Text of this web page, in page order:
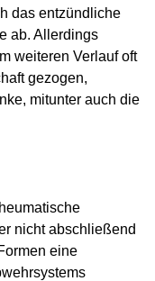
das entzündliche
ab. Allerdings
weiteren Verlauf oft
gezogen,
mitunter auch die
nicht abschließend
eine